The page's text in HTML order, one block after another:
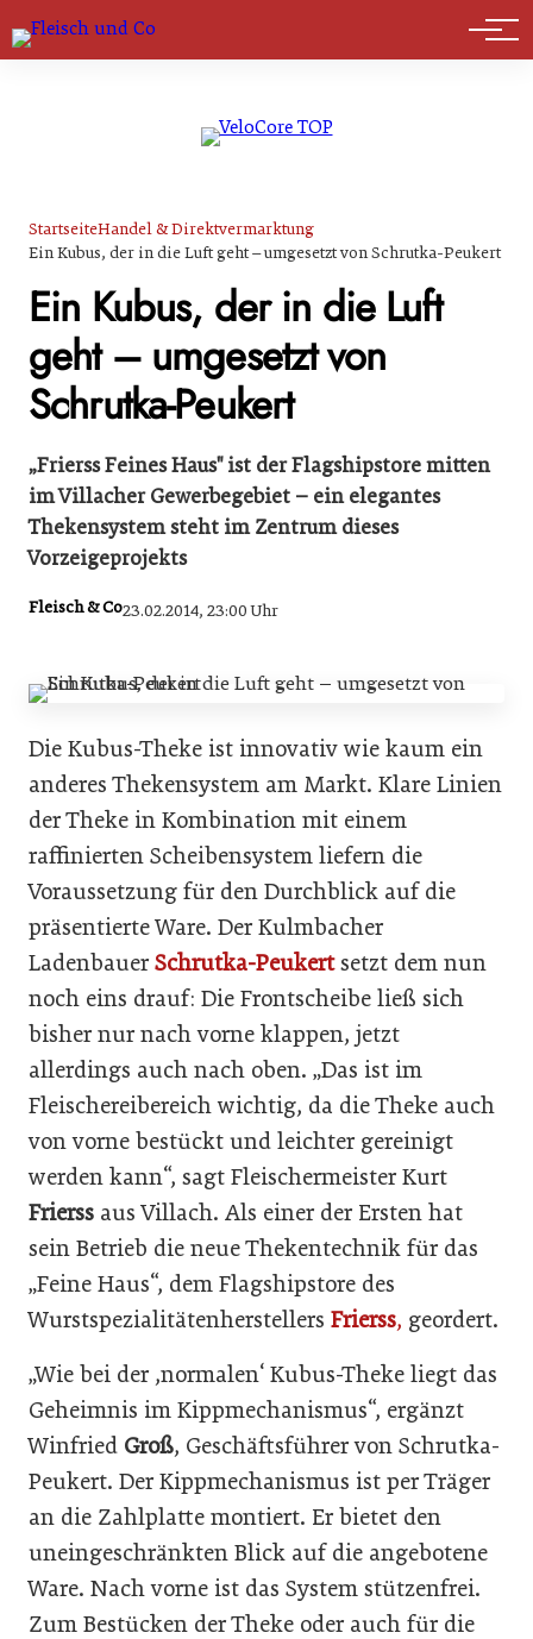
Marktführer
StartseiteHandel & Direktvermarktung
Ein Kubus, der in die Luft geht – umgesetzt von Schrutka-Peukert
Ein Kubus, der in die Luft
geht – umgesetzt von
Schrutka-Peukert
„Frierss Feines Haus" ist der Flagshipstore mitten
im Villacher Gewerbegebiet – ein elegantes
Thekensystem steht im Zentrum dieses
Vorzeigeprojekts
Fleisch & Co23.02.2014, 23:00 Uhr
Die Kubus-Theke ist innovativ wie kaum ein
anderes Thekensystem am Markt. Klare Linien
der Theke in Kombination mit einem
raffinierten Scheibensystem liefern die
Voraussetzung für den Durchblick auf die
präsentierte Ware. Der Kulmbacher
Ladenbauer Schrutka-Peukert setzt dem nun
noch eins drauf: Die Frontscheibe ließ sich
bisher nur nach vorne klappen, jetzt
allerdings auch nach oben. „Das ist im
Fleischereibereich wichtig, da die Theke auch
von vorne bestückt und leichter gereinigt
werden kann“, sagt Fleischermeister Kurt
Frierss aus Villach. Als einer der Ersten hat
sein Betrieb die neue Thekentechnik für das
„Feine Haus“, dem Flagshipstore des
Wurstspezialitätenherstellers Frierss, geordert.
„Wie bei der ,normalen‘ Kubus-Theke liegt das
Geheimnis im Kippmechanismus“, ergänzt
Winfried Groß, Geschäftsführer von Schrutka-
Peukert. Der Kippmechanismus ist per Träger
an die Zahlplatte montiert. Er bietet den
uneingeschränkten Blick auf die angebotene
Ware. Nach vorne ist das System stützenfrei.
Zum Bestücken der Theke oder auch für die